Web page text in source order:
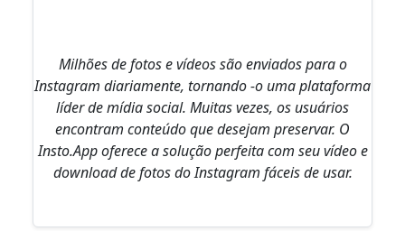
Milhões de fotos e vídeos são enviados para o
Instagram diariamente, tornando -o uma plataforma
líder de mídia social. Muitas vezes, os usuários
encontram conteúdo que desejam preservar. O
Insto.App oferece a solução perfeita com seu vídeo e
download de fotos do Instagram fáceis de usar.